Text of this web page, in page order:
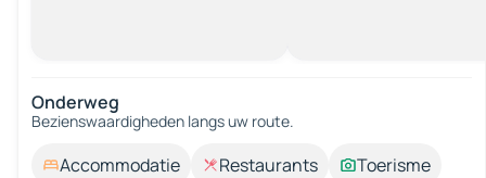
Onderweg
Bezienswaardigheden langs uw route.
Accommodatie Restaurants
Toerisme